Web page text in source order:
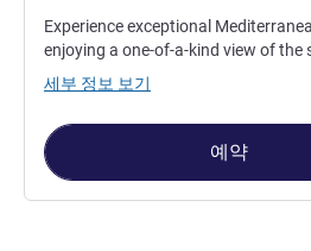
Experience exceptional
enjoying a one-of-a-kind view of the
세부 정보 보기
예약